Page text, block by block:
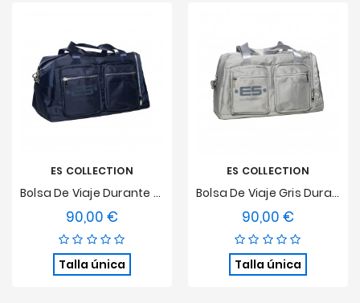
ES COLLECTION
Bolsa De Viaje Durante La Noche - Marina
90,00 €
Talla única
ES COLLECTION
Bolsa De Viaje Gris Durante La Noche -
90,00 €
Talla única